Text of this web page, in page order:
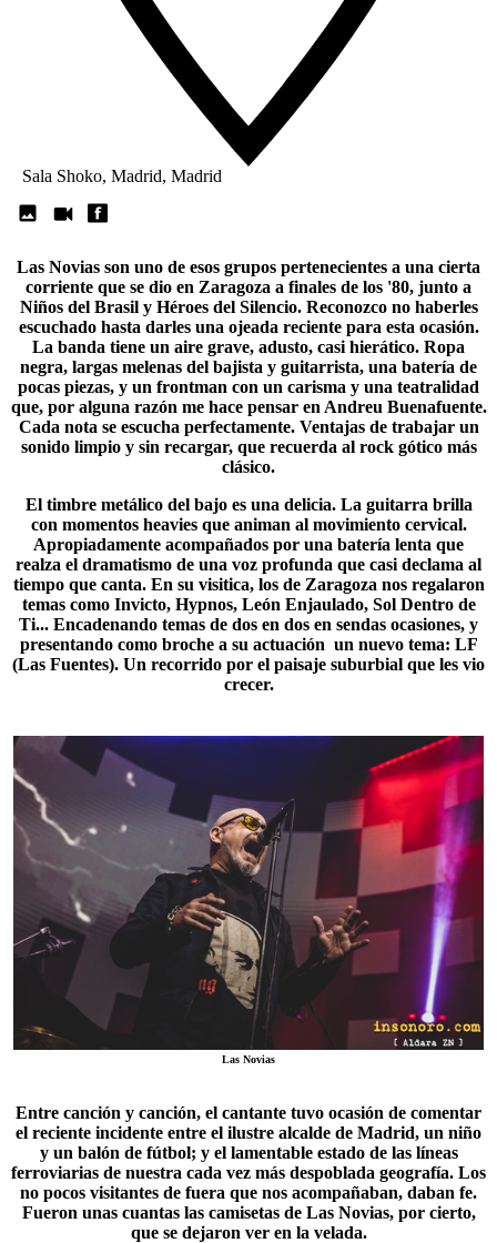
Sala Shoko, Madrid, Madrid
Las Novias son uno de esos grupos pertenecientes a una cierta
corriente que se dio en Zaragoza a finales de los '80, junto a
Niños del Brasil y Héroes del Silencio. Reconozco no haberles
escuchado hasta darles una ojeada reciente para esta ocasión.
La banda tiene un aire grave, adusto, casi hierático. Ropa
negra, largas melenas del bajista y guitarrista, una batería de
pocas piezas, y un frontman con un carisma y una teatralidad
que, por alguna razón me hace pensar en Andreu Buenafuente.
Cada nota se escucha perfectamente. Ventajas de trabajar un
sonido limpio y sin recargar, que recuerda al rock gótico más
clásico.
El timbre metálico del bajo es una delicia. La guitarra brilla
con momentos heavies que animan al movimiento cervical.
Apropiadamente acompañados por una batería lenta que
realza el dramatismo de una voz profunda que casi declama al
tiempo que canta. En su visitica, los de Zaragoza nos regalaron
temas como Invicto, Hypnos, León Enjaulado, Sol Dentro de
Ti... Encadenando temas de dos en dos en sendas ocasiones, y
presentando como broche a su actuación un nuevo tema: LF
(Las Fuentes). Un recorrido por el paisaje suburbial que les vio
crecer.
Las Novias
Entre canción y canción, el cantante tuvo ocasión de comentar
el reciente incidente entre el ilustre alcalde de Madrid, un niño
y un balón de fútbol; y el lamentable estado de las líneas
ferroviarias de nuestra cada vez más despoblada geografía. Los
no pocos visitantes de fuera que nos acompañaban, daban fe.
Fueron unas cuantas las camisetas de Las Novias, por cierto,
que se dejaron ver en la velada.